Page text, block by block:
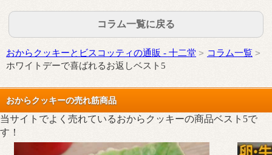
コラム一覧に戻る
おからクッキーとビスコッティの通販 - 十二堂
コラム一覧
ホワイトデーで喜ばれるお返しベスト5
おからクッキーの売れ筋商品
当サイトでよく売れているおからクッキーの商品ベスト5で
す！